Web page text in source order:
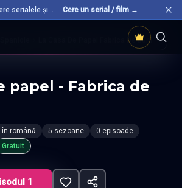
serialele și
sunt încă pe site.
Cere un serial / film →
La Casa De Papel Fabrica De Bani
papel - Fabrica de
în română 5 sezoane
0 episoade
Gratuit
1